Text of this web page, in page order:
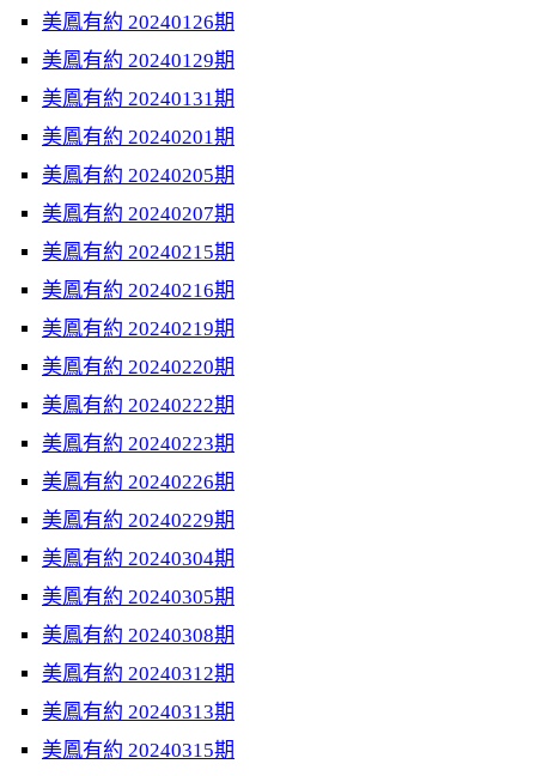
美鳳有約 20240126期
美鳳有約 20240129期
美鳳有約 20240131期
美鳳有約 20240201期
美鳳有約 20240205期
美鳳有約 20240207期
美鳳有約 20240215期
美鳳有約 20240216期
美鳳有約 20240219期
美鳳有約 20240220期
美鳳有約 20240222期
美鳳有約 20240223期
美鳳有約 20240226期
美鳳有約 20240229期
美鳳有約 20240304期
美鳳有約 20240305期
美鳳有約 20240308期
美鳳有約 20240312期
美鳳有約 20240313期
美鳳有約 20240315期